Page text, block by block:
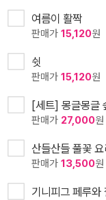
여름이 활짝
판매가 15,120원
쉿
판매가 15,120원
[세트] 몽글몽글
판매가 27,000원
산들산들 풀꽃
판매가 13,500원
기니피그 페루와